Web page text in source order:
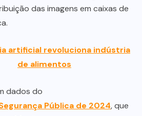
das imagens em caixas de
artificial revoluciona indústria
de alimentos
dados do
Pública de 2024, que